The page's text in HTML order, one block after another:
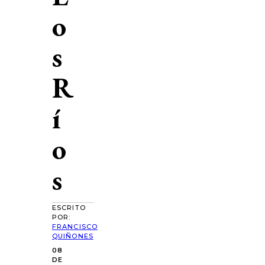
o
s
R
í
o
s
ESCRITO
POR:
FRANCISCO
QUIÑONES
08
DE